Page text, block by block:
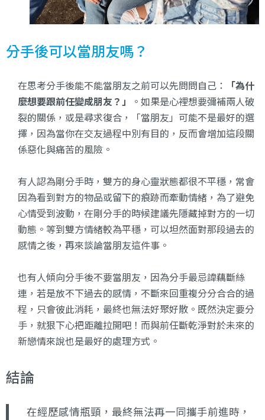
分手後可以當朋友嗎？
在思考分手後能不能當朋友之前可以先問問自己：
「為什
麼想要跟前任變成朋友？」
。如果是心裡想要彌補兩人破
裂的關係，或是尋求復合，「當朋友」可能不是最好的選
擇，因為當你在交友過程中別有目的，反而會增加這段關
係惡化與痛苦的風險。
有人認為剛分手時，雙方的身心靈狀態都很不平穩，常會
因為看到對方的物品或留下的痕跡而牽動情緒，為了避免
心情受到波動，在剛分手的時候建議先隱藏掉對方的一切
動態。等到雙方情緒較為平穩，可以坦然面對那段過去的
感情之後，再來談論當朋友這件事。
也有人傾向分手後不要當朋友，因為分手最忌諱藕斷絲
連，若是放不下過去的感情，不斷來回重複分分合合的過
程，只會彼此消耗，最終也無法好聚好散。既然決定要分
手，就狠下心把距離拉開吧！而與前任斷乾淨對於未來的
新戀情來說也是最好的處理方式。
結論
在經歷感情瓶頸，最終無法再一同攜手前進時，